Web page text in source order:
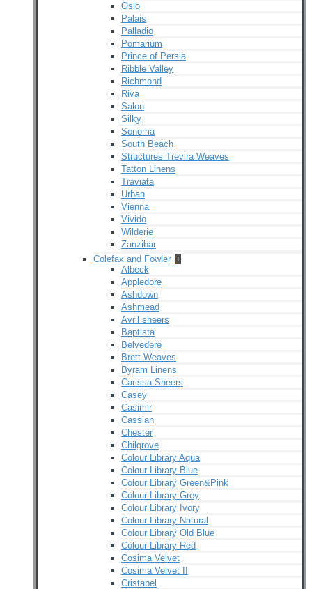
Oslo
Palais
Palladio
Pomarium
Prince of Persia
Ribble Valley
Richmond
Riva
Salon
Silky
Sonoma
South Beach
Structures Trevira Weaves
Tatton Linens
Traviata
Urban
Vienna
Vivido
Wilderie
Zanzibar
Colefax and Fowler +
Albeck
Appledore
Ashdown
Ashmead
Avril sheers
Baptista
Belvedere
Brett Weaves
Byram Linens
Carissa Sheers
Casey
Casimir
Cassian
Chester
Chilgrove
Colour Library Aqua
Colour Library Blue
Colour Library Green&Pink
Colour Library Grey
Colour Library Ivory
Colour Library Natural
Colour Library Old Blue
Colour Library Red
Cosima Velvet
Cosima Velvet II
Cristabel